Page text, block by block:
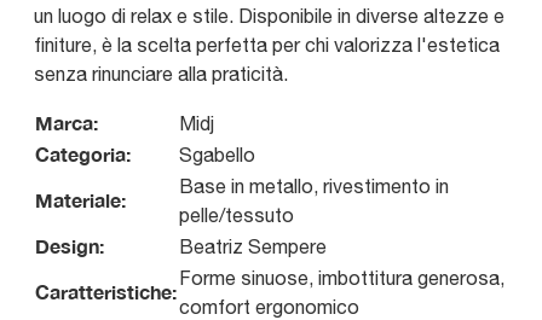
un luogo di relax e stile. Disponibile in diverse altezze e
finiture, è la scelta perfetta per chi valorizza l'estetica
senza rinunciare alla praticità.
Marca: Midj
Categoria: Sgabello
Materiale:
Base in metallo, rivestimento in
pelle/tessuto
Design: Beatriz Sempere
Caratteristiche:
Forme sinuose, imbottitura generosa,
comfort ergonomico